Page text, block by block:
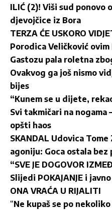
ILIĆ (2)! Viši sud ponovo
djevojčice iz Bora
TERZA ĆE USKORO
Porodica Veličković
Gastozu pala roletna
Ovakvog ga još nismo
bijes
“Kunem se u dijete,
Svi takmičari na nogama
opšti haos
SKANDAL Udovica
agoniju: Goca ostala bez
“SVE JE DOGOVOR
Slijedi POKAJANJE i
ONA VRAĆA U RIJALITI
“Ne kupaš se po